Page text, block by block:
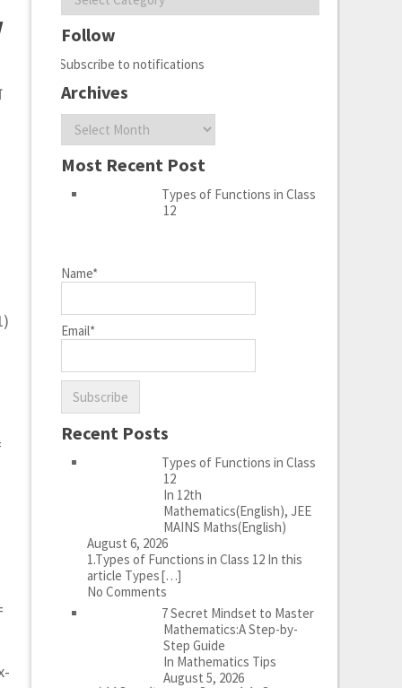
Follow
Subscribe to notifications
Archives
Archives
Most Recent Post
Types of Functions in Class
12
Name*
Email*
Recent Posts
Types of Functions in Class
12
In 12th
Mathematics(English), JEE
MAINS Maths(English)
August 6, 2026
1.Types of Functions in Class 12 In this
article Types[…]
No Comments
7 Secret Mindset to Master
Mathematics:A Step-by-
Step Guide
In Mathematics Tips
August 5, 2026